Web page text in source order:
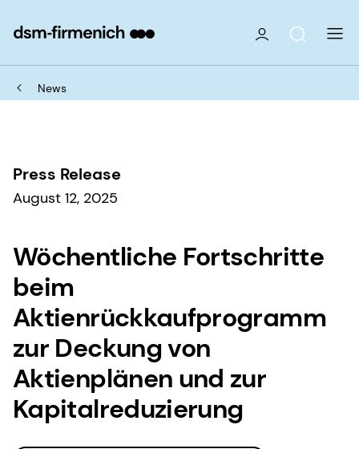
News
Press Release
August 12, 2025
Wöchentliche Fortschritte
beim
Aktienrückkaufprogramm
zur Deckung von
Aktienplänen und zur
Kapitalreduzierung